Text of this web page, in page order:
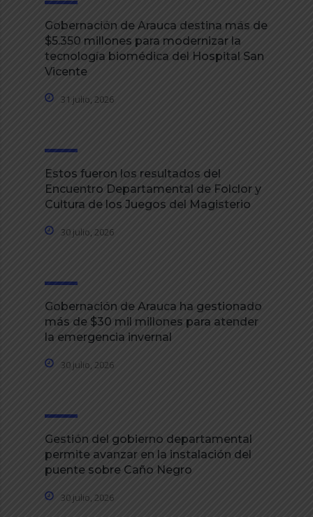
Gobernación de Arauca destina más de
$5.350 millones para modernizar la
tecnología biomédica del Hospital San
Vicente
31 julio, 2026
Estos fueron los resultados del
Encuentro Departamental de Folclor y
Cultura de los Juegos del Magisterio
30 julio, 2026
Gobernación de Arauca ha gestionado
más de $30 mil millones para atender
la emergencia invernal
30 julio, 2026
Gestión del gobierno departamental
permite avanzar en la instalación del
puente sobre Caño Negro
30 julio, 2026